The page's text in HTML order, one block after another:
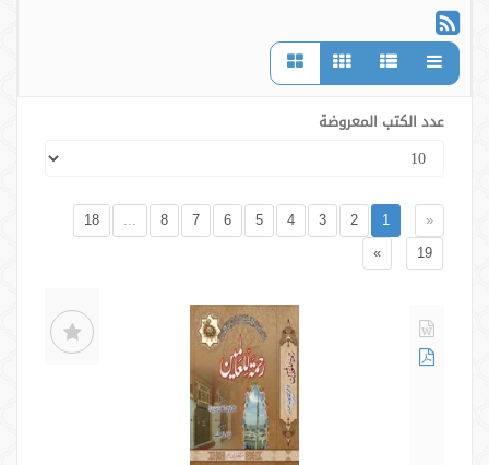
عدد الكتب المعروضة
«
1
2
3
4
5
6
7
8
...
18
19
»